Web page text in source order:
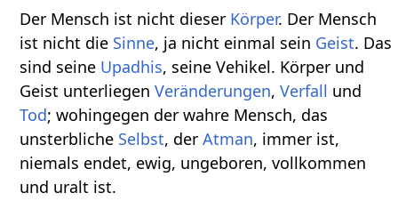
Der Mensch ist nicht dieser Körper. Der Mensch
ist nicht die Sinne, ja nicht einmal sein Geist. Das
sind seine Upadhis, seine Vehikel. Körper und
Geist unterliegenVeränderungen,Verfall und
Tod; wohingegen der wahre Mensch, das
unsterbliche Selbst, derAtman, immer ist,
niemals endet, ewig, ungeboren, vollkommen
und uralt ist.